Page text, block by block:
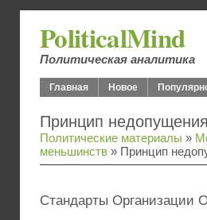
PoliticalMind
Политическая аналитика
Главная Новое
Принцип
Политические материалы »
меньшинств » Принцип
Стандарты